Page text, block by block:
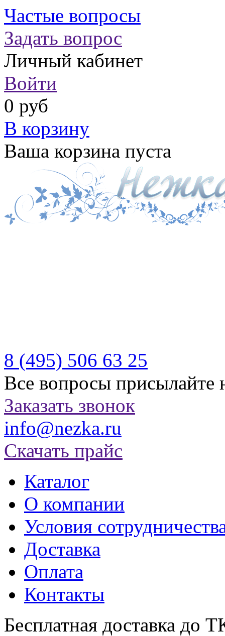
Частые вопросы
Задать вопрос
Личный кабинет
Войти
0 руб
В корзину
Ваша корзина пуста
8 (495) 506 63 25
Все вопросы присылайте
Заказать звонок
info@nezka.ru
Скачать прайс
Каталог
О компании
Условия
Доставка
Оплата
Контакты
Бесплатная доставка до